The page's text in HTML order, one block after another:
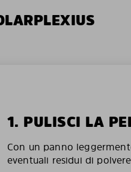
1. PULISCI LA
Con un panno
eventuali residui di